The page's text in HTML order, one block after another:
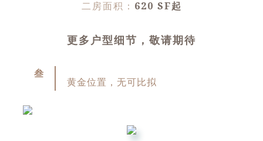
二房面积： 620 SF起
更多户型细节，敬请期待
叁
黄金位置，无可比拟